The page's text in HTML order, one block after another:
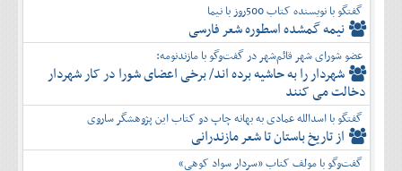
گفتگو با نویسنده کتاب 500روز با نیما
نیمه گمشده اسطوره شعر فارسی
عضو شورای شهر قائم‌شهر در گفت‌و‌گو با مازندنومه:
شهردار را به حاشیه برده اند/ برخی اعضای شورا در کار شهردار
دخالت می کنند
گفتگو با اسدالله عمادی به بهانه چاپ دو کتاب این پژوهشگر ساروی
از تاریخ باستان تا شعر مازندرانی
گفت‌وگو با مولف کتاب «سردار سواد کوهی»